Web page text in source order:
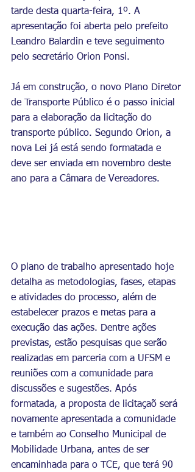
tarde desta quarta-feira, 1º. A
apresentação foi aberta pelo prefeito
Leandro Balardin e teve seguimento
pelo secretário Orion Ponsi.
Já em construção, o novo Plano Diretor
de Transporte Público é o passo inicial
para a elaboração da licitação do
transporte público. Segundo Orion, a
nova Lei já está sendo formatada e
deve ser enviada em novembro deste
ano para a Câmara de Vereadores.
O plano de trabalho apresentado hoje
detalha as metodologias, fases, etapas
e atividades do processo, além de
estabelecer prazos e metas para a
execução das ações. Dentre ações
previstas, estão pesquisas que serão
realizadas em parceria com a UFSM e
reuniões com a comunidade para
discussões e sugestões. Após
formatada, a proposta de licitaçaõ será
novamente apresentada a comunidade
e também ao Conselho Municipal de
Mobilidade Urbana, antes de ser
encaminhada para o TCE, que terá 90